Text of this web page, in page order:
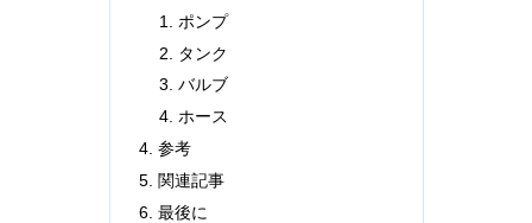
ポンプ
タンク
バルブ
ホース
参考
関連記事
最後に